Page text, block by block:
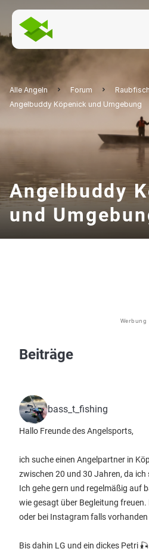
Alle Angeln Forum
Angelbuddy Köpenick und Umgebung
Angelbuddy
und
Werbung
Beiträge
bass_t_fishing
Hallo Freunde des Angelsports,
ich suche einen Angelpartner in
zwischen 20 und 30 Jahren, da ich
Ich gehe gern und regelmäßig auf
wie gesagt über Begleitung
oder bei Instagram falls
Bis dahin LG und ein dickes Petri 🎣